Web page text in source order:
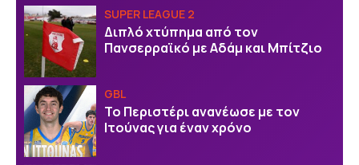
SUPER LEAGUE 2
Διπλό χτύπημα από τον
Πανσερραϊκό με Αδάμ και Μπίτζιο
GBL
Το Περιστέρι ανανέωσε με τον
Ιτούνας για έναν χρόνο